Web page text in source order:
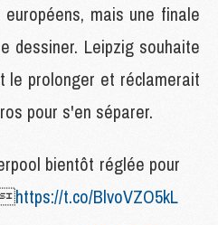
mais une finale
dessiner. Leipzig souhaite
le prolonger et réclamerait
pour s'en séparer.
bientôt réglée pour
https://t.co/BlvoVZO5kL